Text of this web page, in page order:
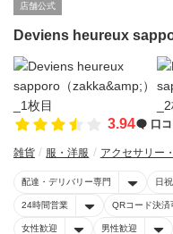
店舗公式
Deviens heureux
3.94 口コ
雑貨 服・洋服 アクセサリー
配達・デリバリー専門 日
24時間営業 QRコード決済
女性歓迎 男性歓迎